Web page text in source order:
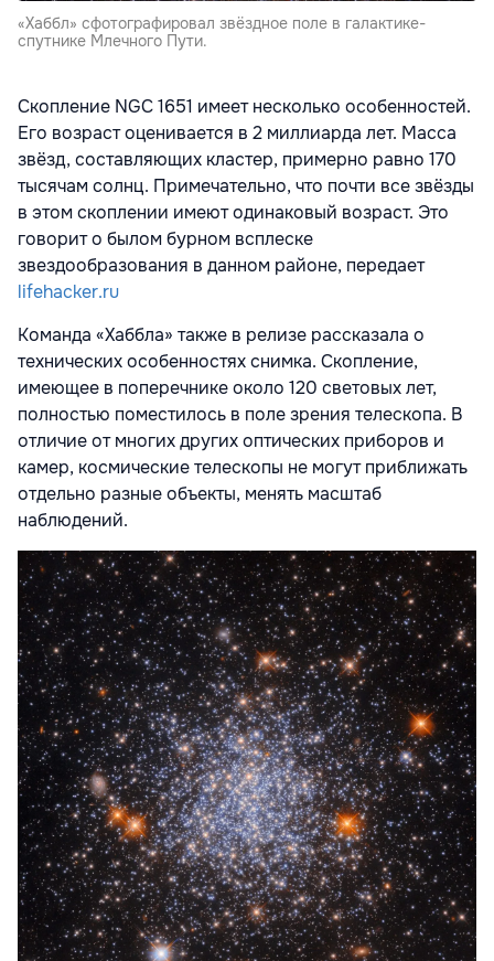
«Хаббл» сфотографировал звёздное поле в галактике-
спутнике Млечного Пути.
Скопление NGC 1651 имеет несколько особенностей.
Его возраст оценивается в 2 миллиарда лет. Масса
звёзд, составляющих кластер, примерно равно 170
тысячам солнц. Примечательно, что почти все звёзды
в этом скоплении имеют одинаковый возраст. Это
говорит о былом бурном всплеске
звездообразования в данном районе, передает
lifehacker.ru
Команда «Хаббла» также в релизе рассказала о
технических особенностях снимка. Скопление,
имеющее в поперечнике около 120 световых лет,
полностью поместилось в поле зрения телескопа. В
отличие от многих других оптических приборов и
камер, космические телескопы не могут приближать
отдельно разные объекты, менять масштаб
наблюдений.